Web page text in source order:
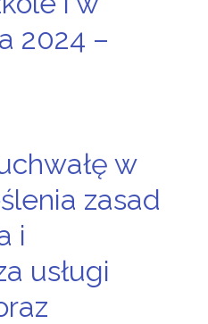
2024 –
w
zasad
i
usługi